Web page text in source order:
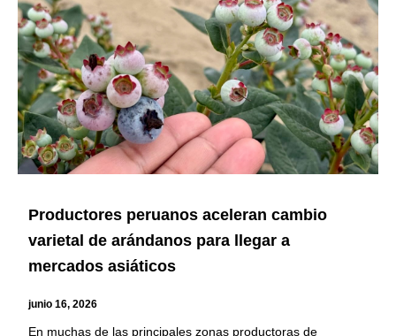
Productores peruanos aceleran cambio
varietal de arándanos para llegar a
mercados asiáticos
junio 16, 2026
En muchas de las principales zonas productoras de